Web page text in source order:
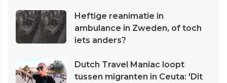
Heftige reanimatie in
ambulance in Zweden, of toch
iets anders?
Dutch Travel Maniac loopt
tussen migranten in Ceuta: 'Dit